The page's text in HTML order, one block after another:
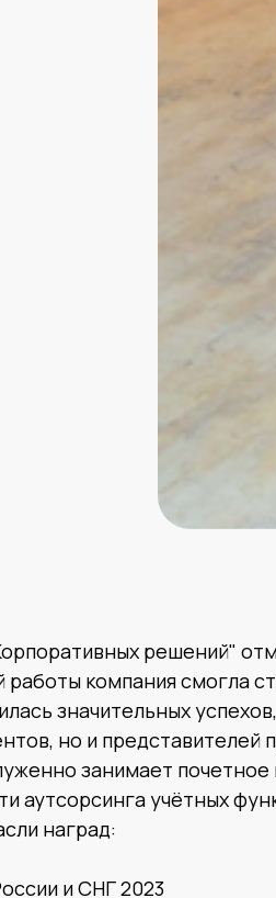
решений"
работы компания смогла
значительных
но и
занимает почетное
аутсорсинга учётных
наград:
и СНГ 2023‎